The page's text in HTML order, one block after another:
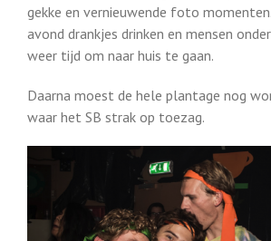
gekke en vernieuwende foto
avond drankjes drinken en mensen
weer tijd om naar huis te gaan.
Daarna moest de hele plantage nog
waar het SB strak op toezag.